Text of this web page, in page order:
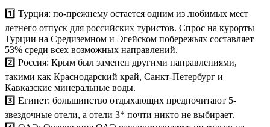
1️⃣️ Турция: по-прежнему остается одним из любимых мест
летнего отпуск для российских туристов. Спрос на курорты
Турции на Средиземном и Эгейском побережьях составляет
53% среди всех возможных направлений.
2️⃣️ Россия: Крым был заменен другими направлениями,
такими как Краснодарский край, Санкт-Петербург и
Кавказские минеральные воды.
3️⃣️ Египет: большинство отдыхающих предпочитают 5-
звездочные отели, а отели 3* почти никто не выбирает.